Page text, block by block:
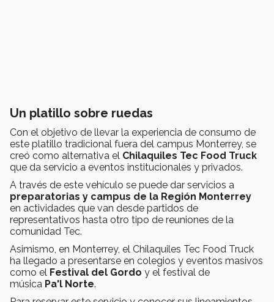
Un platillo sobre ruedas
Con el objetivo de llevar la experiencia de consumo de
este platillo tradicional fuera del campus Monterrey, se
creó como alternativa el Chilaquiles Tec Food Truck
que da servicio a eventos institucionales y privados.
A través de este vehículo se puede dar servicios a
preparatorias y campus de la Región Monterrey
en actividades que van desde partidos de
representativos hasta otro tipo de reuniones de la
comunidad Tec.
Asimismo, en Monterrey, el Chilaquiles Tec Food Truck
ha llegado a presentarse en colegios y eventos masivos
como el Festival del Gordo y el festival de
música Pa'l Norte.